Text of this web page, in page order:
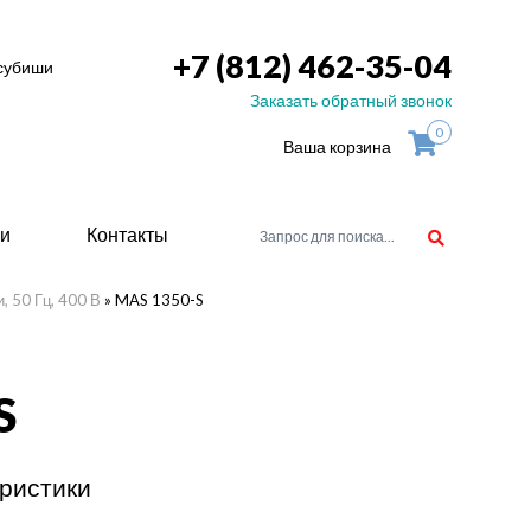
+7 (812) 462-35-04
Заказать обратный звонок
Ваша корзина
0
Контакты
50 Гц, 400 В » MAS 1350-S